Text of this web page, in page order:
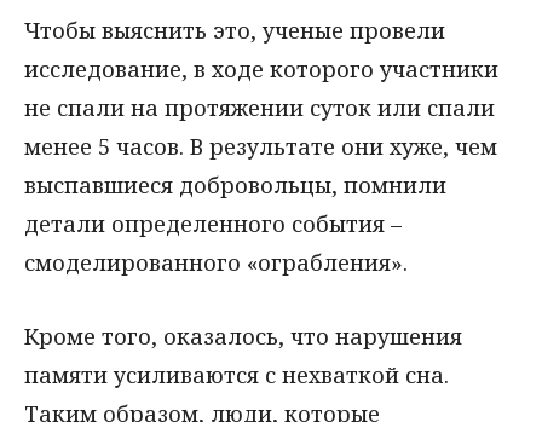
Чтобы выяснить это, ученые провели
исследование, в ходе которого участники
не спали на протяжении суток или спали
менее 5 часов. В результате они хуже, чем
выспавшиеся добровольцы, помнили
детали определенного события –
смоделированного «ограбления».
Кроме того, оказалось, что нарушения
памяти усиливаются с нехваткой сна.
Таким образом, люди, которые